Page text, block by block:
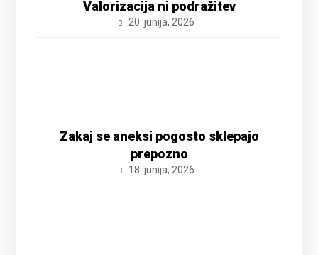
Valorizacija ni podražitev
20. junija, 2026
Zakaj se aneksi pogosto sklepajo
prepozno
18. junija, 2026